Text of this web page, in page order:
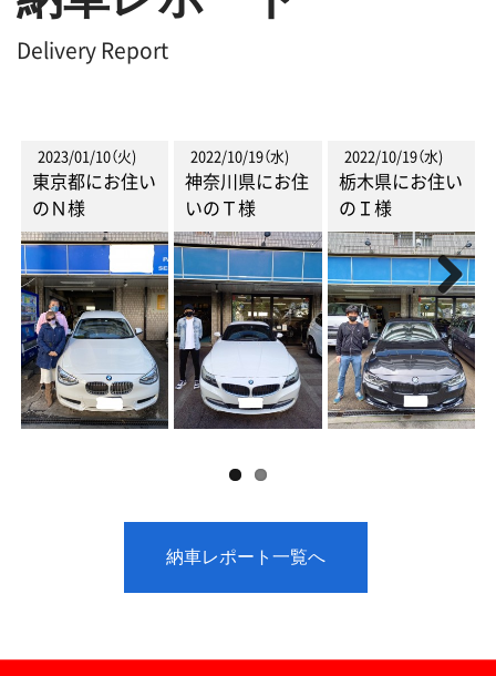
Delivery Report
2022/10/19（水)
奈川県にお住
のＴ様
2022/10/19（水)
栃木県にお住い
のＩ様
2022/09/21（水)
神奈川県にお住
いのＨ様
東
Previous Next
納車レポート一覧へ